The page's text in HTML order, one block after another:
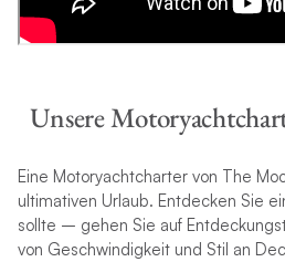
Unsere
Eine Motoryachtcharter von The
ultimativen Urlaub. Entdecken Sie
sollte – gehen Sie auf
von Geschwindigkeit und Stil an